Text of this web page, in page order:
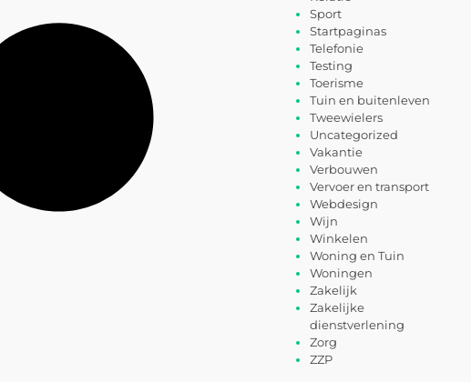
Sport
Startpaginas
Telefonie
Testing
Toerisme
Tuin en buitenleven
Tweewielers
Uncategorized
Vakantie
Verbouwen
Vervoer en transport
Webdesign
Wijn
Winkelen
Woning en Tuin
Woningen
Zakelijk
Zakelijke
dienstverlening
Zorg
ZZP